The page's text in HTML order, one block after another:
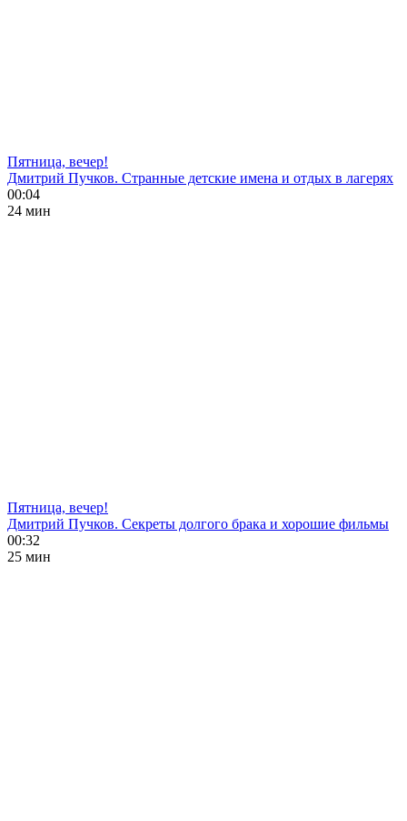
Пятница, вечер!
Дмитрий Пучков. Странные детские имена и отдых в лагерях
00:04
24 мин
Пятница, вечер!
Дмитрий Пучков. Секреты долгого брака и хорошие фильмы
00:32
25 мин